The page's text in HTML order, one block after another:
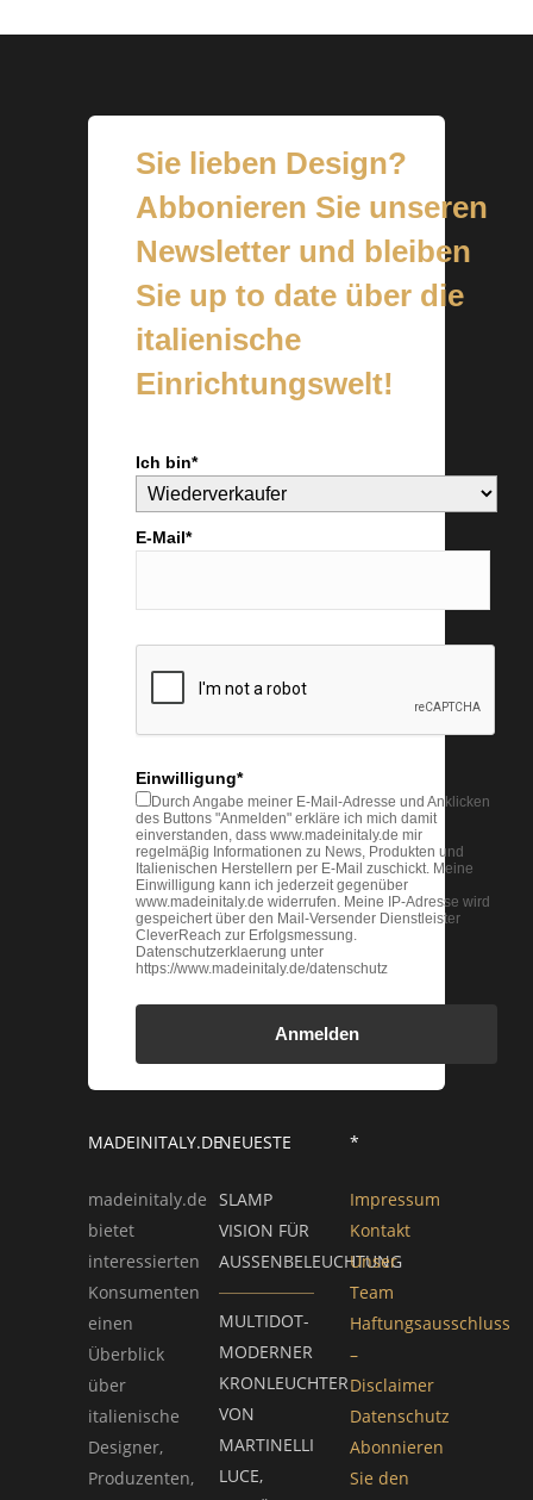
Sie lieben Design?
Abbonieren Sie unseren
Newsletter und bleiben
Sie up to date über die
italienische
Einrichtungswelt!
Ich bin*
E-Mail*
Einwilligung*
Durch Angabe meiner E-Mail-Adresse und Anklicken
des Buttons "Anmelden" erkläre ich mich damit
einverstanden, dass www.madeinitaly.de mir
regelmäβig Informationen zu News, Produkten und
Italienischen Herstellern per E-Mail zuschickt. Meine
Einwilligung kann ich jederzeit gegenüber
www.madeinitaly.de widerrufen. Meine IP-Adresse wird
gespeichert über den Mail-Versender Dienstleister
CleverReach zur Erfolgsmessung.
Datenschutzerklaerung unter
https://www.madeinitaly.de/datenschutz
Anmelden
MADEINITALY.DE
madeinitaly.de
bietet
interessierten
Konsumenten
einen
Überblick
über
italienische
Designer,
Produzenten,
NEUESTE
SLAMP
VISION FÜR
AUSSENBELEUCHTUNG
MULTIDOT-
MODERNER
KRONLEUCHTER
VON
MARTINELLI
LUCE,
*
Impressum
Kontakt
Unser
Team
Haftungsausschluss
–
Disclaimer
Datenschutz
Abonnieren
Sie den